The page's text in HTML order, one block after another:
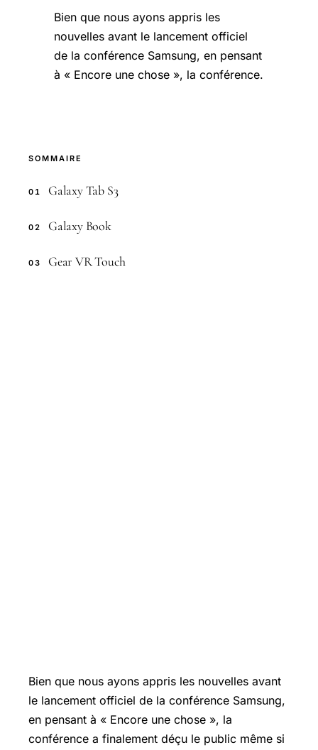
Bien que nous ayons appris les
nouvelles avant le lancement officiel
de la conférence Samsung, en pensant
à « Encore une chose », la conférence.
SOMMAIRE
01 Galaxy Tab S3
02 Galaxy Book
03 Gear VR Touch
Bien que nous ayons appris les nouvelles avant
le lancement officiel de la conférence Samsung,
en pensant à « Encore une chose », la
conférence a finalement déçu le public même si